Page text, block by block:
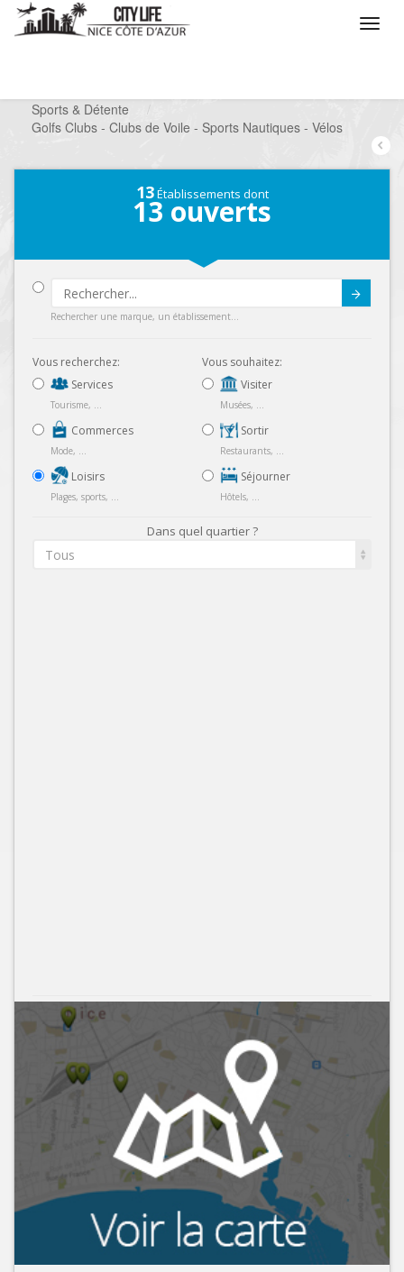
Sports & Détente
/
Golfs Clubs - Clubs de Voile - Sports Nautiques - Vélos
13Établissements dont
13 ouverts
Rechercher une marque, un établissement...
Vous recherchez:
Services
Tourisme, ...
Commerces
Mode, ...
Loisirs
Plages, sports, ...
Vous souhaitez:
Visiter
Musées, ...
Sortir
Restaurants, ...
Séjourner
Hôtels, ...
Dans quel quartier ?
Tous